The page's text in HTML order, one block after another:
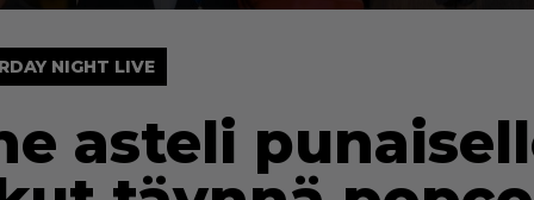
NIGHT LIVE
asteli